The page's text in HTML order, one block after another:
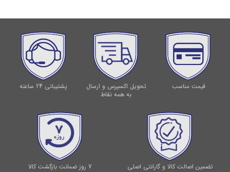
قیمت مناسب
تحویل اکسپرس و ارسال
به همه نقاط
پشتیبانی 24 ساعته
تضمین اصالت کالا و گارانتی اصلی 7 روز ضمانت بازگشت کالا